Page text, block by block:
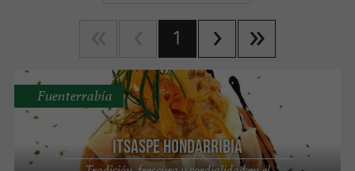
1
Itsaspe Hondarribia
Fuenterrabía